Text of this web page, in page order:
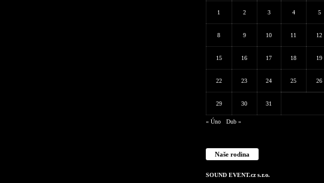
1 2 3 4 5
8 9 10 11 12
15 16 17 18 19
22 23 24 25 26
29 30 31
« Úno Dub »
Naše rodina
SOUND EVENT.cz s.r.o.